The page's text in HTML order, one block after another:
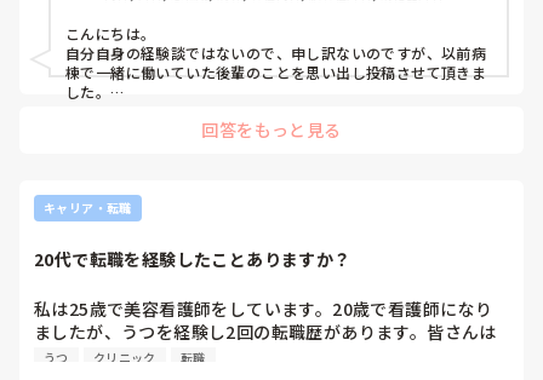
責任感が強く完璧主義、常に何か出来できないのではない
か、いつかミスをするのではないかと不安を感じたり、職場
に着くと普段の自分(どちらかというとテンション低め)とは
上司からはパートも勧められましたが、独身でパートの方っ
ていらっしゃるのでしょうか？
長々と書いて申し訳ございません。
これからもできるだけ看護師として働いていたいとは思って
います。
何かアドバイスや経験談などいただけないでしょうか。
こんにちは。
自分自身の経験談ではないので、申し訳ないのですが、以前病
棟で一緒に働いていた後輩のことを思い出し投稿させて頂きま
した。
2次救急の急性期病院の病棟で働いています。
日時短の働き方で復帰されていました。
また以前いた病棟ではなく、地域包括ケアの病棟での復帰でし
ます。
その方に合った働き方で心身ともに健康に働けることが1番大
切だと個人的には思っています。
回答をもっと見る
キャリア・転職
20代で転職を経験したことありますか？
私は25歳で美容看護師をしています。20歳で看護師になり
ましたが、うつを経験し2回の転職歴があります。皆さんは
20代で転職されたことありますか？
うつ クリニック 転職